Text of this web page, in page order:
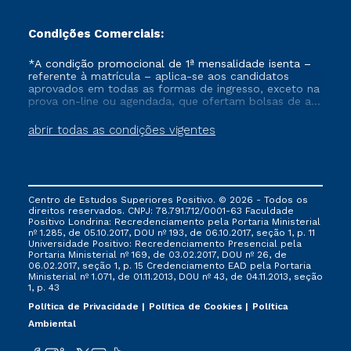
Condições Comerciais:
abrir todas as condições vigentes
*A condição promocional de 1ª mensalidade isenta –
referente à matrícula – aplica-se aos candidatos
aprovados em todas as formas de ingresso, exceto na
prova on-line ou agendada, que ofertam bolsas de até
vigente, que ainda não tenham efetivado e/ou não
tenham cancelado ou trancado sua matrícula em uma
via FIES, Prouni e outros programas governamentais, e
não se acumula com nenhuma outra campanha
ofertada pela Instituição.
Centro de Estudos Superiores Positivo. © 2026 - Todos os
direitos reservados. CNPJ: 78.791.712/0001-63 Faculdade
Positivo Londrina: Recredenciamento pela Portaria Ministerial
nº 1.285, de 05.10.2017, DOU nº 193, de 06.10.2017, seção 1, p. 11
Universidade Positivo: Recredenciamento Presencial ​pela
Portaria Ministerial nº 169, de 03.02.2017, DOU nº 26, de
06.02.2017, seção 1, p. 15 Credenciamento EAD pela Portaria
Ministerial nº 1.071, de 01.11.2013, DOU nº 43, de 04.11.2013, seção
1, p. 43
Política de Privacidade
Política de Cookies
Política
Ambiental